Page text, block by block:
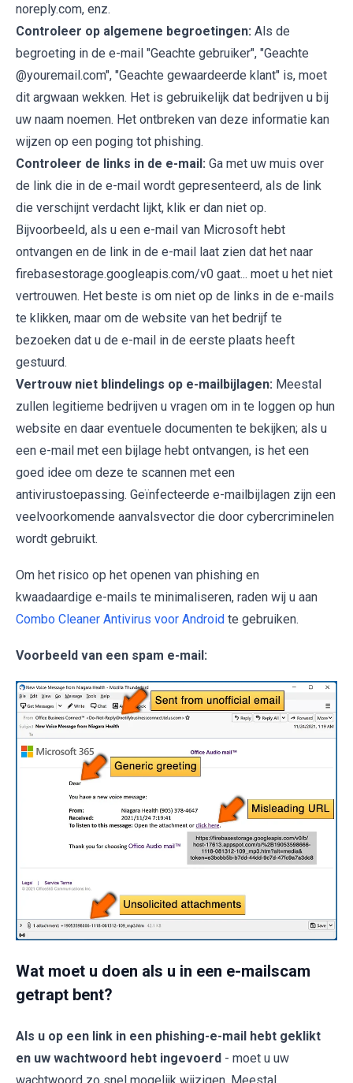
noreply.com, enz.
Controleer op algemene begroetingen: Als de
begroeting in de e-mail "Geachte gebruiker", "Geachte
@youremail.com", "Geachte gewaardeerde klant" is, moet
dit argwaan wekken. Het is gebruikelijk dat bedrijven u bij
uw naam noemen. Het ontbreken van deze informatie kan
wijzen op een poging tot phishing.
Controleer de links in de e-mail: Ga met uw muis over
de link die in de e-mail wordt gepresenteerd, als de link
die verschijnt verdacht lijkt, klik er dan niet op.
Bijvoorbeeld, als u een e-mail van Microsoft hebt
ontvangen en de link in de e-mail laat zien dat het naar
firebasestorage.googleapis.com/v0 gaat... moet u het niet
vertrouwen. Het beste is om niet op de links in de e-mails
te klikken, maar om de website van het bedrijf te
bezoeken dat u de e-mail in de eerste plaats heeft
gestuurd.
Vertrouw niet blindelings op e-mailbijlagen: Meestal
zullen legitieme bedrijven u vragen om in te loggen op hun
website en daar eventuele documenten te bekijken; als u
een e-mail met een bijlage hebt ontvangen, is het een
goed idee om deze te scannen met een
antivirustoepassing. Geïnfecteerde e-mailbijlagen zijn een
veelvoorkomende aanvalsvector die door cybercriminelen
wordt gebruikt.
Om het risico op het openen van phishing en
kwaadaardige e-mails te minimaliseren, raden wij u aan
Combo Cleaner Antivirus voor Android te gebruiken.
Voorbeeld van een spam e-mail:
Wat moet u doen als u in een e-mailscam
getrapt bent?
Als u op een link in een phishing-e-mail hebt geklikt
en uw wachtwoord hebt ingevoerd - moet u uw